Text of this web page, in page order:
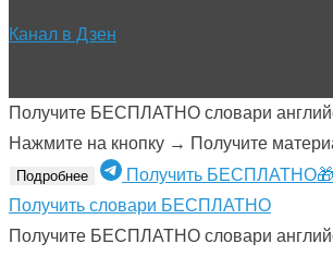
Канал в Дзен
Получите БЕСПЛАТНО словари
Нажмите на кнопку → Получите
Подробнее
Получить БЕСПЛАТНО🎁
Получить словари БЕСПЛАТНО
Получите БЕСПЛАТНО словари